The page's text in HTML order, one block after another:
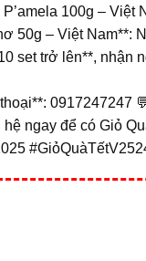
P’amela 100g – Việt
50g – Việt Nam**:
set trở lên**, nhận
0917247247
hệ ngay để có Giỏ